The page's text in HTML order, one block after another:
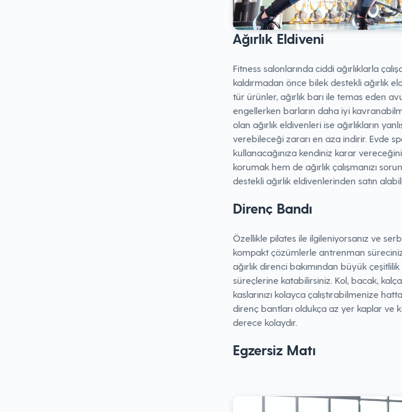
Ağırlık Eldiveni
Fitness salonlarında ciddi ağırlıklarla
kaldırmadan önce bilek destekli ağırlık
tür ürünler, ağırlık barı ile temas eden
engellerken barların daha iyi
olan ağırlık eldivenleri ise ağırlıkların
verebileceği zararı en aza indirir. Evde
kullanacağınıza kendiniz karar
korumak hem de ağırlık çalışmanızı
destekli ağırlık eldivenlerinden satın
Direnç Bandı
Özellikle pilates ile ilgileniyorsanız ve
kompakt çözümlerle antrenman
ağırlık direnci bakımından büyük
süreçlerine katabilirsiniz. Kol, bacak,
kaslarınızı kolayca çalıştırabilmenize
direnç bantları oldukça az yer kaplar ve
derece kolaydır.
Egzersiz Matı